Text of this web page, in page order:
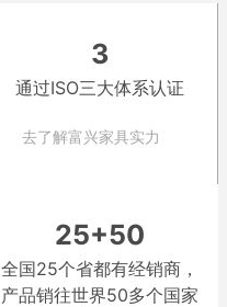
3
通过ISO三大体系认证
去了解富兴家具实力
25+50
全国25个省都有经销商，
产品销往世界50多个国家